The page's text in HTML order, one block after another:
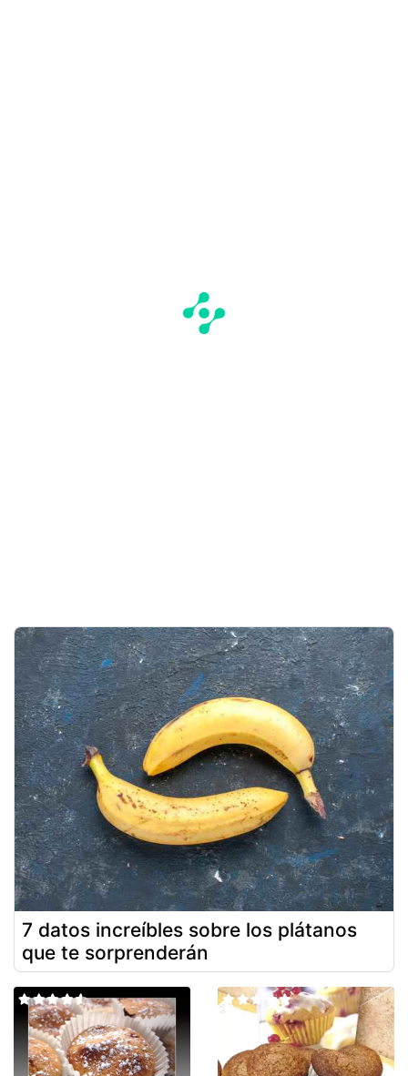
7 datos increíbles sobre los plátanos
que te sorprenderán